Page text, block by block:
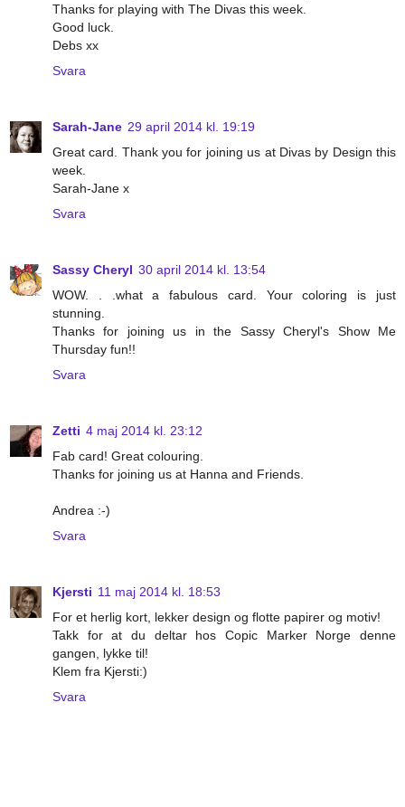
Thanks for playing with The Divas this week.
Good luck.
Debs xx
Svara
Sarah-Jane 29 april 2014 kl. 19:19
Great card. Thank you for joining us at Divas by Design this
week.
Sarah-Jane x
Svara
Sassy Cheryl 30 april 2014 kl. 13:54
WOW. . .what a fabulous card. Your coloring is just
stunning.
Thanks for joining us in the Sassy Cheryl's Show Me
Thursday fun!!
Svara
Zetti 4 maj 2014 kl. 23:12
Fab card! Great colouring.
Thanks for joining us at Hanna and Friends.
Andrea :-)
Svara
Kjersti 11 maj 2014 kl. 18:53
For et herlig kort, lekker design og flotte papirer og motiv!
Takk for at du deltar hos Copic Marker Norge denne
gangen, lykke til!
Klem fra Kjersti:)
Svara